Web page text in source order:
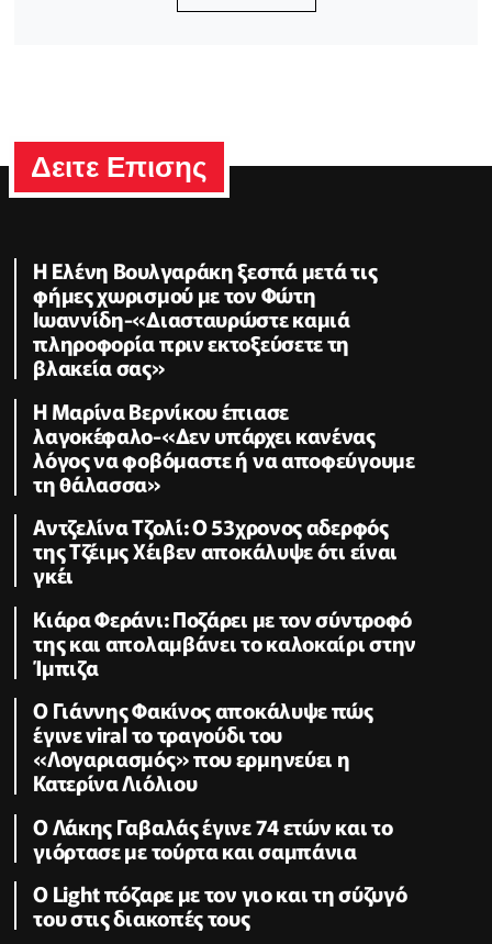
Δειτε Επισης
Η Ελένη Βουλγαράκη ξεσπά μετά τις
φήμες χωρισμού με τον Φώτη
Ιωαννίδη-«Διασταυρώστε καμιά
πληροφορία πριν εκτοξεύσετε τη
βλακεία σας»
Η Μαρίνα Βερνίκου έπιασε
λαγοκέφαλο-«Δεν υπάρχει κανένας
λόγος να φοβόμαστε ή να αποφεύγουμε
τη θάλασσα»
Αντζελίνα Τζολί: Ο 53χρονος αδερφός
της Τζέιμς Χέιβεν αποκάλυψε ότι είναι
γκέι
Κιάρα Φεράνι: Ποζάρει με τον σύντροφό
της και απολαμβάνει το καλοκαίρι στην
Ίμπιζα
Ο Γιάννης Φακίνος αποκάλυψε πώς
έγινε viral το τραγούδι του
«Λογαριασμός» που ερμηνεύει η
Κατερίνα Λιόλιου
Ο Λάκης Γαβαλάς έγινε 74 ετών και το
γιόρτασε με τούρτα και σαμπάνια
Ο Light πόζαρε με τον γιο και τη σύζυγό
του στις διακοπές τους